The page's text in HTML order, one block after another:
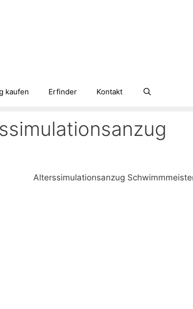
kaufen Erfinder Kontakt
Alterssimulationsanzug